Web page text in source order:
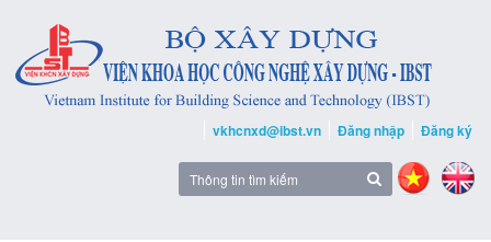
vkhcnxd@ibst.vn Đăng nhập Đăng ký